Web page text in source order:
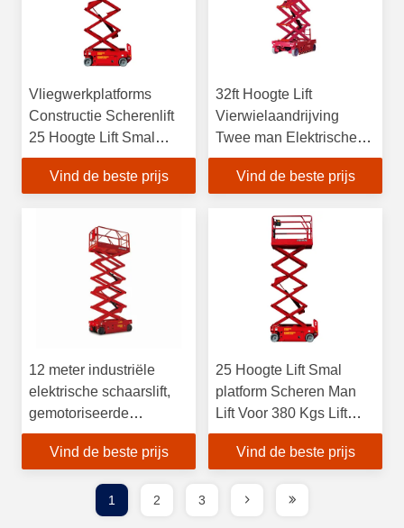
Vliegwerkplatforms
Constructie Scherenlift
25 Hoogte Lift Smal
platform
Vind de beste prijs
32ft Hoogte Lift
Vierwielaandrijving
Twee man Elektrische
schaar Lift Machine CE
goedgekeurd
Vind de beste prijs
12 meter industriële
elektrische schaarslift,
gemotoriseerde
schaarslift 40 voet
hoogtelift
Vind de beste prijs
25 Hoogte Lift Smal
platform Scheren Man
Lift Voor 380 Kgs Lift
Capaciteit
Vind de beste prijs
1 2 3